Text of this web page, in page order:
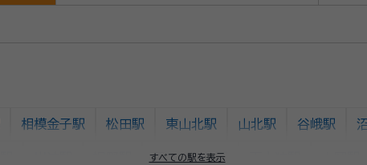
すべての駅を表示
相模金子駅 松田駅 東山北駅 山北駅 谷峨駅
長泉なめり駅